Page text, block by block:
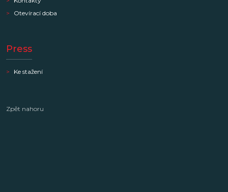
Otevírací doba
Press
Ke stažení
Zpět nahoru